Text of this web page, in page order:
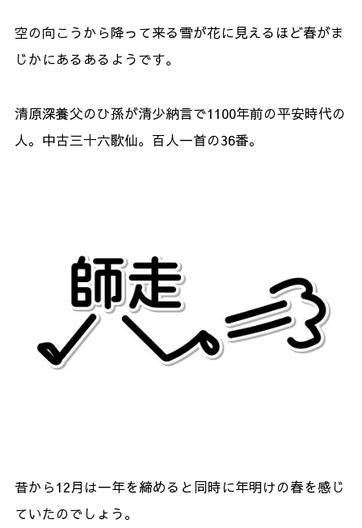
空の向こうから降って来る雪が花に見えるほど春がま
じかにあるあるようです。
清原深養父のひ孫が清少納言で1100年前の平安時代の
人。中古三十六歌仙。百人一首の36番。
昔から12月は一年を締めると同時に年明けの春を感じ
ていたのでしょう。